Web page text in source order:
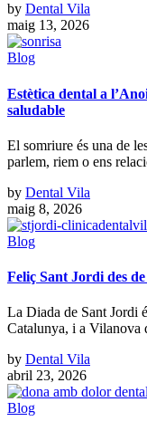
by Dental Vila
maig 13, 2026
Blog
Estètica dental a
saludable
El somriure és una de
parlem, riem o ens
by Dental Vila
maig 8, 2026
Blog
Feliç Sant Jordi des
La Diada de Sant Jordi
Catalunya, i a
by Dental Vila
abril 23, 2026
Blog